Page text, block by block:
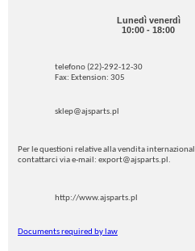
Lunedì venerdì
10:00 - 18:00
telefono (22)-292-12-30
Fax: Extension: 305
sklep@ajsparts.pl
Per le questioni relative alla vendita
contattarci via e-mail: export@ajsparts.pl.
http://www.ajsparts.pl
Documents required by law